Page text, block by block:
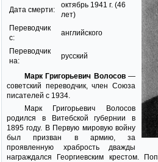
Дата смерти:
октябрь 1941 г. (46
лет)
Переводчик
c:
английского
Переводчик
на:
русский
Марк Григорьевич Волосов—
советский переводчик, член Союза
писателей с 1934.
Марк Григорьевич Волосов
родился в Витебской губернии в
1895 году. В Первую мировую войну
был призван в армию, за
проявленную храбрость дважды
награждался Георгиевским крестом.